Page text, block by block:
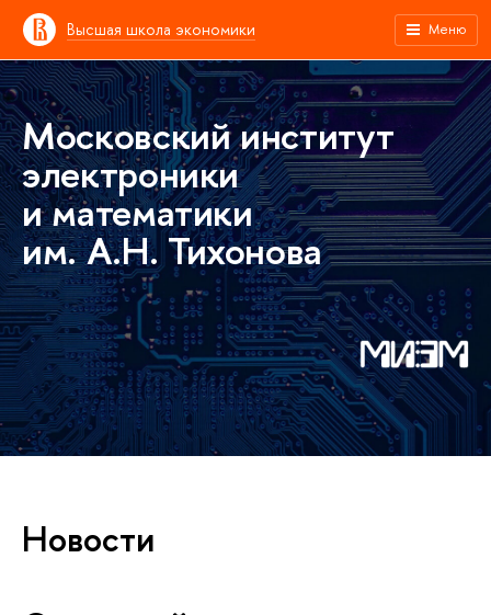
Высшая школа экономики Меню
Московский институт
электроники
и математики
им. А.Н. Тихонова
Новости